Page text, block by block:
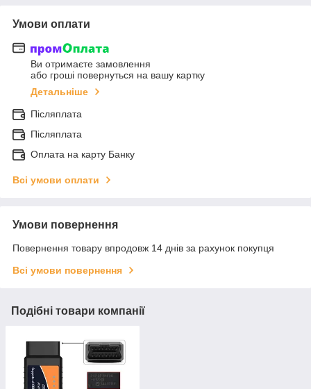
Умови оплати
Ви отримаєте замовлення
або гроші повернуться на вашу картку
Детальніше
Післяплата
Післяплата
Оплата на карту Банку
Всі умови оплати
Умови повернення
Повернення товару впродовж 14 днів за рахунок покупця
Всі умови повернення
Подібні товари компанії